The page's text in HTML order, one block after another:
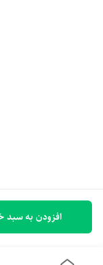
افزودن به سبد